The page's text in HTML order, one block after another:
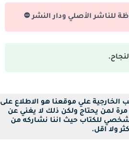
للناشر الأصلي ودار النشر ⛔
علي موقعنا هو الاطلاع على
مرة لمن يحتاج ولكن ذلك لا يغني عن
للكتاب حيث اننا نشاركه من